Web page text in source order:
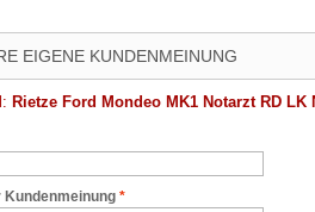
EIGENE KUNDENMEINUNG
Rietze Ford Mondeo MK1 Notarzt RD
*